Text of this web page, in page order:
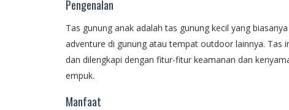
Pengenalan
Tas gunung anak adalah tas gunung kecil yang
adventure di gunung atau tempat outdoor lainnya. Tas
dan dilengkapi dengan fitur-fitur keamanan dan
empuk.
Manfaat